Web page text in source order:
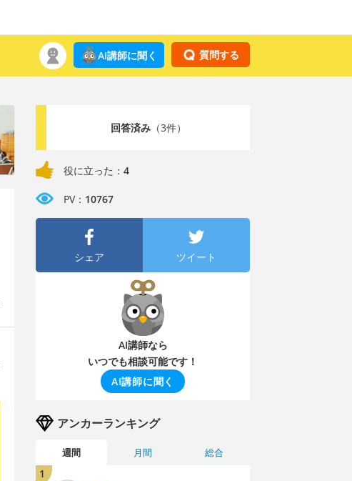
質問する
AI講師に聞く
回答済み（3件）
役に立った： 4
PV： 10767
シェア ツイート
AI講師なら
いつでも相談可能です！
AI講師に聞く
アンカーランキング
週間 月間 総合
1